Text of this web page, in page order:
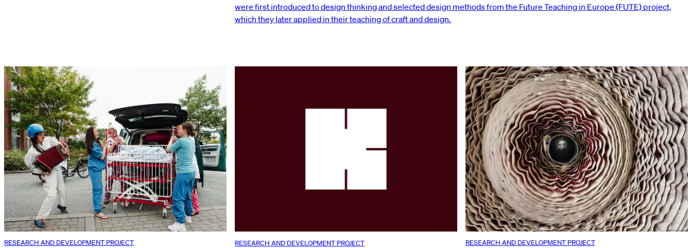
were first introduced to design thinking and selected design methods from the Future Teaching in Europe (FUTE) project,
which they later applied in their teaching of craft and design.
RESEARCH AND DEVELOPMENT PROJECT RESEARCH AND DEVELOPMENT PROJECT RESEARCH AND DEVELOPMENT PROJECT